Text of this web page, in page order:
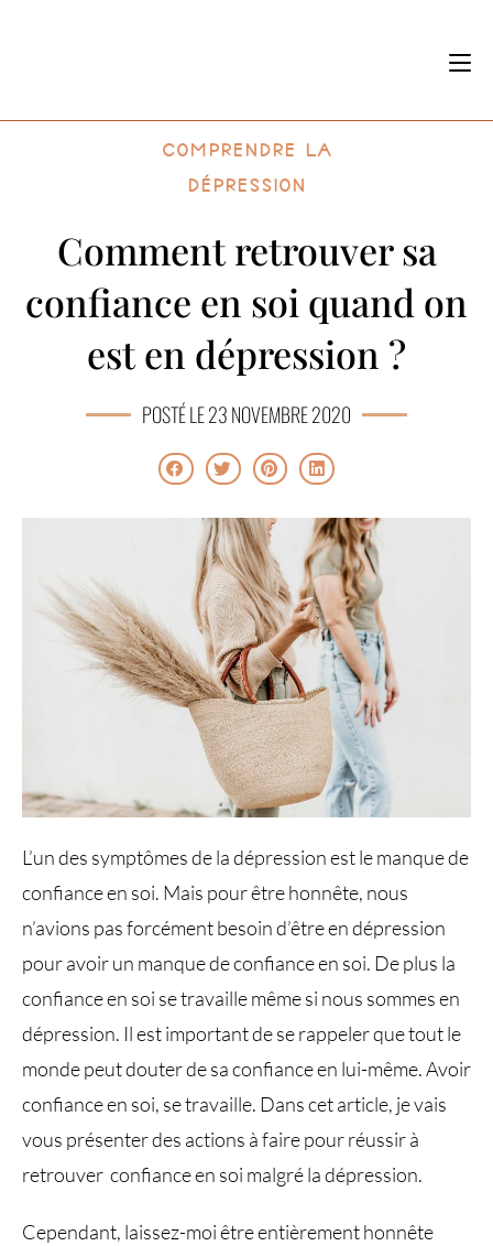
Comprendre la
dépression
Comment retrouver sa
confiance en soi quand on
est en dépression ?
POSTÉ LE 23 NOVEMBRE 2020
L’un des symptômes de la dépression est le manque de
confiance en soi. Mais pour être honnête, nous
n’avions pas forcément besoin d’être en dépression
pour avoir un manque de confiance en soi. De plus la
confiance en soi se travaille même si nous sommes en
dépression. Il est important de se rappeler que tout le
monde peut douter de sa confiance en lui-même. Avoir
confiance en soi, se travaille. Dans cet article, je vais
vous présenter des actions à faire pour réussir à
retrouver confiance en soi malgré la dépression.
Cependant, laissez-moi être entièrement honnête